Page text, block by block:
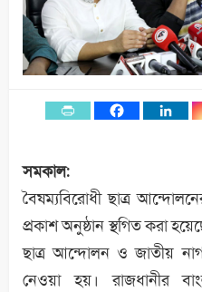
সমকাল:
বৈষম্যবিরোধী ছাত্র
প্রকাশ অনুষ্ঠান স্থগিত করা
ছাত্র আন্দোলন ও জাতীয়
নেওয়া হয়। রাজধানীর